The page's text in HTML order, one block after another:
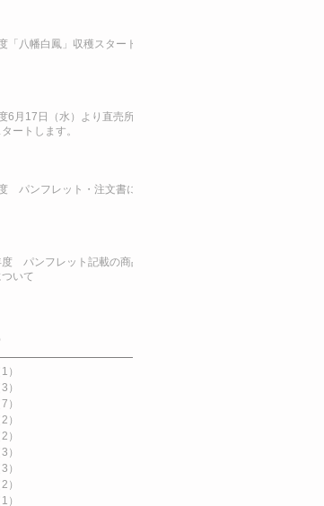
「八幡白鳳」収穫スタート
6月17日（水）より直売所
ートします。
パンフレット・注文書に
パンフレット記載の商品
いて
1）
3）
7）
2）
2）
3）
3）
2）
1）